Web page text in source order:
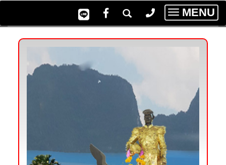
Toggle
MENU